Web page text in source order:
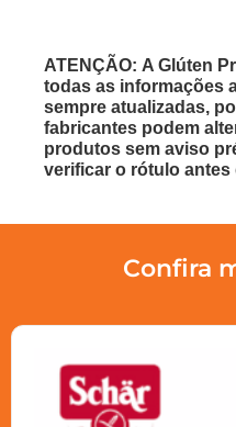
ATENÇÃO: A Glúten
todas as informações
sempre atualizadas,
fabricantes podem
produtos sem aviso
verificar o rótulo antes
Confira